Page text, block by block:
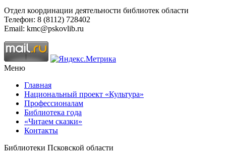
Отдел координации деятельности библиотек области
Телефон: 8 (8112) 728402
Email: kmc@pskovlib.ru
Меню
Главная
Национальный проект «Культура»
Профессионалам
Библиотека года
«Читаем сказки»
Контакты
Библиотеки Псковской области